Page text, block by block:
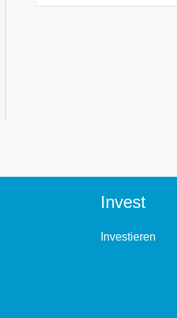
Invest
Investieren